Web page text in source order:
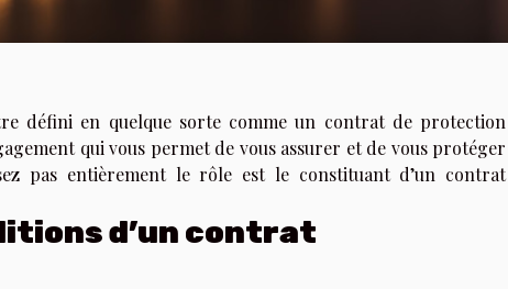
défini en quelque sorte comme un contrat de protection
qui vous permet de vous assurer et de vous protéger
pas entièrement le rôle est le constituant d’un contrat
d’un contrat